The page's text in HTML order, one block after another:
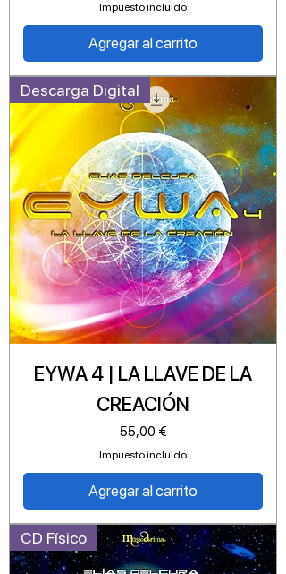
Impuesto incluido
Agregar al carrito
Descarga Digital
EYWA 4 | LA LLAVE DE LA
CREACIÓN
Precio
55,00 €
Impuesto incluido
Agregar al carrito
CD Físico